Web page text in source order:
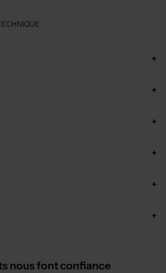
nous font confiance